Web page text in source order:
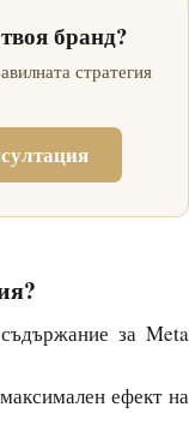
бранд?
стратегия
за Meta
ефект на